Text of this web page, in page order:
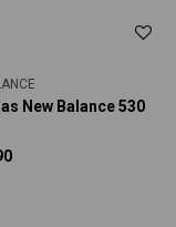
New Balance 530